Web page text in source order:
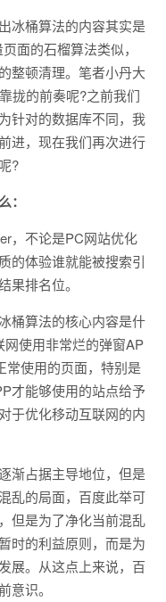
冰桶算法的内容其实是
面的石榴算法类似，
整顿清理。笔者小丹大
拢的前奏呢?之前我们
针对的数据库不同，我
进，现在我们再次进行
?
：
，不论是PC网站优化
的体验谁就能被搜索引
果排名位。
桶算法的核心内容是什
使用非常烂的弹窗AP
常使用的页面，特别是
才能够使用的站点给予
于优化移动互联网的内
渐占据主导地位，但是
乱的局面，百度此举可
但是为了净化当前混乱
时的利益原则，而是为
展。从这点上来说，百
意识。